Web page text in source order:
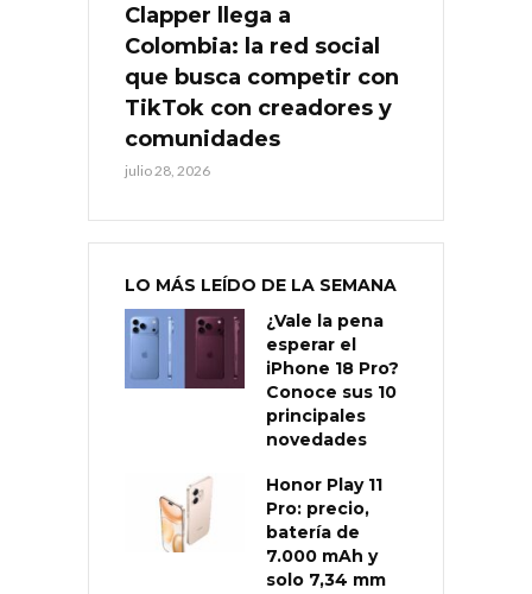
Clapper llega a
Colombia: la red social
que busca competir con
TikTok con creadores y
comunidades
julio 28, 2026
LO MÁS LEÍDO DE LA SEMANA
¿Vale la pena
esperar el
iPhone 18 Pro?
Conoce sus 10
principales
novedades
Honor Play 11
Pro: precio,
batería de
7.000 mAh y
solo 7,34 mm